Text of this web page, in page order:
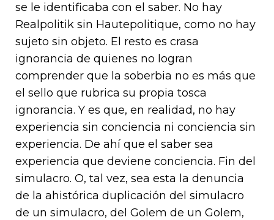
se le identificaba con el saber. No hay
Realpolitik sin Hautepolitique, como no hay
sujeto sin objeto. El resto es crasa
ignorancia de quienes no logran
comprender que la soberbia no es más que
el sello que rubrica su propia tosca
ignorancia. Y es que, en realidad, no hay
experiencia sin conciencia ni conciencia sin
experiencia. De ahí que el saber sea
experiencia que deviene conciencia. Fin del
simulacro. O, tal vez, sea esta la denuncia
de la ahistórica duplicación del simulacro
de un simulacro, del Golem de un Golem,